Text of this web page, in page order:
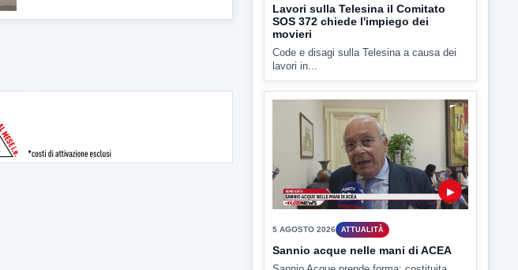
Code e disagi sulla Telesina a causa dei
lavori in...
▶
5 AGOSTO 2026 ATTUALITÀ
Sannio acque nelle mani di ACEA
Sannio Acque prende forma: costituita
ufficialmente la società per la...